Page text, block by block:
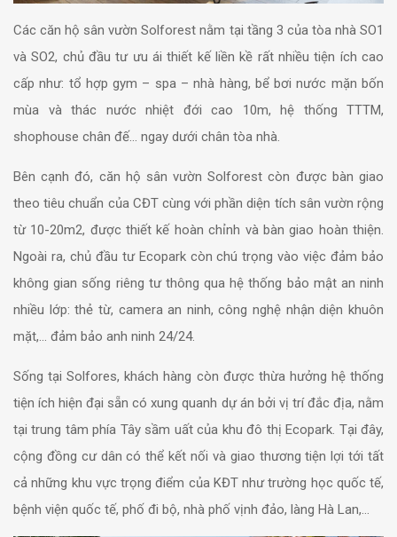
Các căn hộ sân vườn Solforest nằm tại tầng 3 của tòa nhà SO1
và SO2, chủ đầu tư ưu ái thiết kế liền kề rất nhiều tiện ích cao
cấp như: tổ hợp gym – spa – nhà hàng, bể bơi nước mặn bốn
mùa và thác nước nhiệt đới cao 10m, hệ thống TTTM,
shophouse chân đế… ngay dưới chân tòa nhà.
Bên cạnh đó, căn hộ sân vườn Solforest còn được bàn giao
theo tiêu chuẩn của CĐT cùng với phần diện tích sân vườn rộng
từ 10-20m2, được thiết kế hoàn chỉnh và bàn giao hoàn thiện.
Ngoài ra, chủ đầu tư Ecopark còn chú trọng vào việc đảm bảo
không gian sống riêng tư thông qua hệ thống bảo mật an ninh
nhiều lớp: thẻ từ, camera an ninh, công nghệ nhận diện khuôn
mặt,… đảm bảo anh ninh 24/24.
Sống tại Solfores, khách hàng còn được thừa hưởng hệ thống
tiện ích hiện đại sẵn có xung quanh dự án bởi vị trí đắc địa, nằm
tại trung tâm phía Tây sầm uất của khu đô thị Ecopark. Tại đây,
cộng đồng cư dân có thể kết nối và giao thương tiện lợi tới tất
cả những khu vực trọng điểm của KĐT như trường học quốc tế,
bệnh viện quốc tế, phố đi bộ, nhà phố vịnh đảo, làng Hà Lan,…